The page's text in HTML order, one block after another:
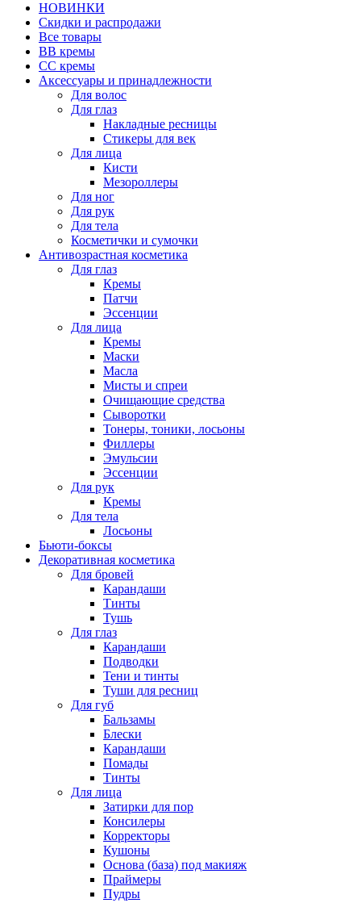
НОВИНКИ
Скидки и распродажи
Все товары
BB кремы
CC кремы
Аксессуары и принадлежности
Для волос
Для глаз
Накладные ресницы
Стикеры для век
Для лица
Кисти
Мезороллеры
Для ног
Для рук
Для тела
Косметички и сумочки
Антивозрастная косметика
Для глаз
Кремы
Патчи
Эссенции
Для лица
Кремы
Маски
Масла
Мисты и спреи
Очищающие средства
Сыворотки
Тонеры, тоники, лосьоны
Филлеры
Эмульсии
Эссенции
Для рук
Кремы
Для тела
Лосьоны
Бьюти-боксы
Декоративная косметика
Для бровей
Карандаши
Тинты
Тушь
Для глаз
Карандаши
Подводки
Тени и тинты
Туши для ресниц
Для губ
Бальзамы
Блески
Карандаши
Помады
Тинты
Для лица
Затирки для пор
Консилеры
Корректоры
Кушоны
Основа (база) под макияж
Праймеры
Пудры